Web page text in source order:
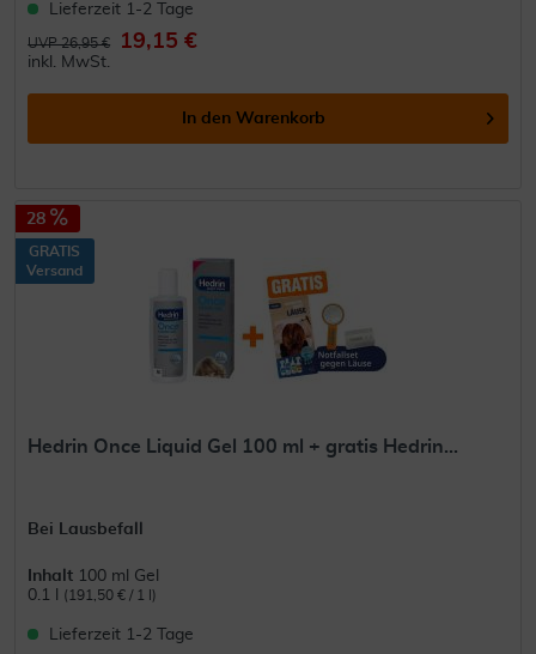
Lieferzeit 1-2 Tage
UVP 26,95 € 19,15 €
inkl. MwSt.
In den Warenkorb
28
GRATIS
Versand
Hedrin Once Liquid Gel 100 ml + gratis Hedrin...
Bei Lausbefall
Inhalt 100 ml Gel
0.1 l
(191,50 € / 1 l)
Lieferzeit 1-2 Tage